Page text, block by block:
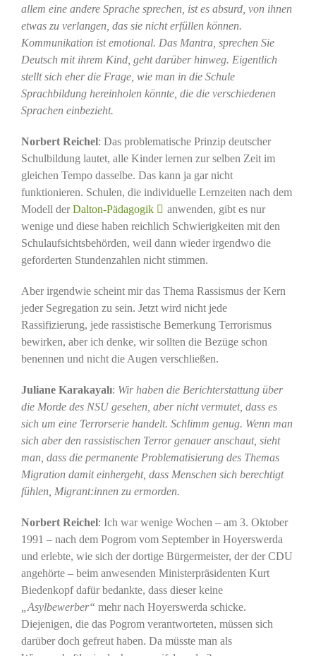
allem eine andere Sprache sprechen, ist es absurd, von ihnen
etwas zu verlangen, das sie nicht erfüllen können.
Kommunikation ist emotional. Das Mantra, sprechen Sie
Deutsch mit ihrem Kind, geht darüber hinweg. Eigentlich
stellt sich eher die Frage, wie man in die Schule
Sprachbildung hereinholen könnte, die die verschiedenen
Sprachen einbezieht.
Norbert Reichel: Das problematische Prinzip deutscher
Schulbildung lautet, alle Kinder lernen zur selben Zeit im
gleichen Tempo dasselbe. Das kann ja gar nicht
funktionieren. Schulen, die individuelle Lernzeiten nach dem
Modell derDalton-Pädagogik
anwenden, gibt es nur
wenige und diese haben reichlich Schwierigkeiten mit den
Schulaufsichtsbehörden, weil dann wieder irgendwo die
geforderten Stundenzahlen nicht stimmen.
Aber irgendwie scheint mir das Thema Rassismus der Kern
jeder Segregation zu sein. Jetzt wird nicht jede
Rassifizierung, jede rassistische Bemerkung Terrorismus
bewirken, aber ich denke, wir sollten die Bezüge schon
benennen und nicht die Augen verschließen.
Juliane Karakayalı: Wir haben die Berichterstattung über
die Morde des NSU gesehen, aber nicht vermutet, dass es
sich um eine Terrorserie handelt. Schlimm genug. Wenn man
sich aber den rassistischen Terror genauer anschaut, sieht
man, dass die permanente Problematisierung des Themas
Migration damit einhergeht, dass Menschen sich berechtigt
fühlen, Migrant:innen zu ermorden.
Norbert Reichel: Ich war wenige Wochen – am 3. Oktober
1991 – nach dem Pogrom vom September in Hoyerswerda
und erlebte, wie sich der dortige Bürgermeister, der der CDU
angehörte – beim anwesenden Ministerpräsidenten Kurt
Biedenkopf dafür bedankte, dass dieser keine
„Asylbewerber“ mehr nach Hoyerswerda schicke.
Diejenigen, die das Pogrom verantworteten, müssen sich
darüber doch gefreut haben. Da müsste man als